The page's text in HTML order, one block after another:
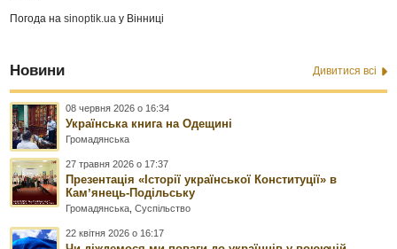
Погода наsinoptik.ua у Вінниці
Новини Дивитися всі
08 червня 2026 о 16:34
Українська книга на Одещині
Громадянська
27 травня 2026 о 17:37
Презентація «Історії української Конституції» в
Камʼянець-Подільську
Громадянська ,Суспільство
22 квітня 2026 о 16:17